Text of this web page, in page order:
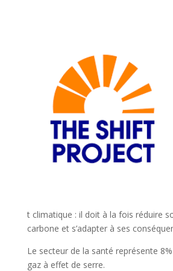
t climatique : il doit à la fois réduire
carbone et s’adapter à ses
Le secteur de la santé représente
gaz à effet de serre.